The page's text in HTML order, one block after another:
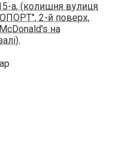
а, (колишня вулиця
2-й поверх,
на